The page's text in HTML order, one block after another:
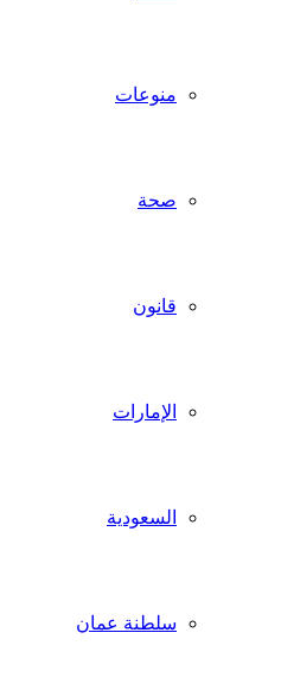
منوعات
صحة
قانون
الإمارات
السعودية
سلطنة عمان